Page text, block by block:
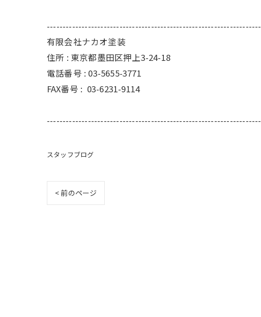
--------------------------------------------------------------------
有限会社ナカオ塗装
住所 : 東京都墨田区押上3-24-18
電話番号 : 03-5655-3771
FAX番号 : 03-6231-9114
--------------------------------------------------------------------
スタッフブログ
< 前のページ